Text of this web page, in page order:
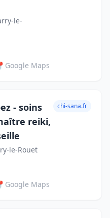
le-
Google Maps
- soins
reiki,
le-Rouet
chi-sana.fr
Google Maps